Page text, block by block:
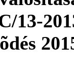
13-